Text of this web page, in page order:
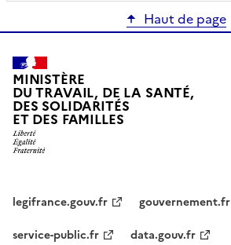
Haut de page
MINISTÈRE
DU TRAVAIL, DE LA SANTÉ,
DES SOLIDARITÉS
ET DES FAMILLES
legifrance.gouv.fr
gouvernement.fr
service-public.fr
data.gouv.fr